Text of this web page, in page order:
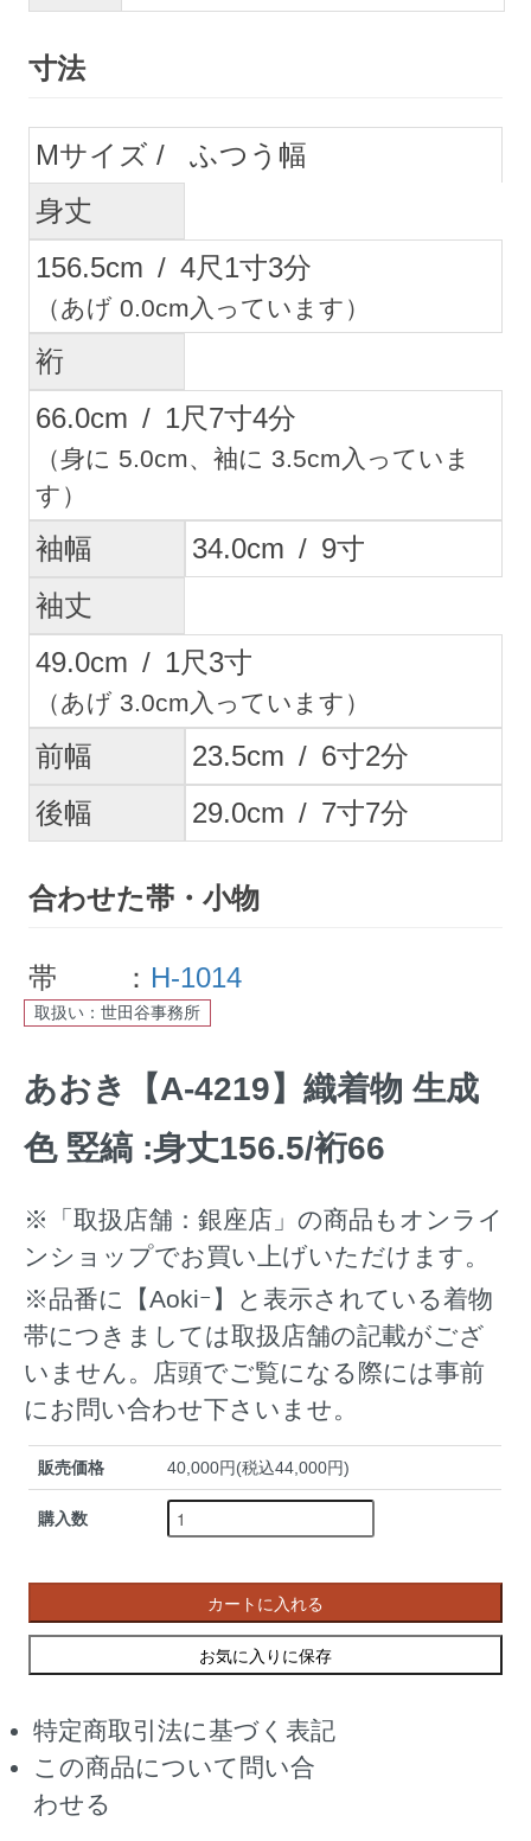
寸法
M
ふつう幅
身丈
156.5cm / 4尺1寸3分
（あげ 0.0cm入っています）
裄
66.0cm / 1尺7寸4分
（身に 5.0cm、袖に 3.5cm入っていま
す）
袖幅 34.0cm / 9寸
袖丈
49.0cm / 1尺3寸
（あげ 3.0cm入っています）
前幅 23.5cm / 6寸2分
後幅
29.0cm / 7寸7分
合わせた帯・小物
帯 ： H-1014
取扱い：世田谷事務所
あおき【A-4219】織着物 生成
色 竪縞 :身丈156.5/裄66
※「取扱店舗：銀座店」の商品もオンライ
ンショップでお買い上げいただけます。
※品番に【Aokiｰ】と表示されている着物
帯につきましては取扱店舗の記載がござ
いません。店頭でご覧になる際には事前
にお問い合わせ下さいませ。
販売価格 40,000円(税込44,000円)
購入数
カートに入れる
お気に入りに保存
特定商取引法に基づく表記
この商品について問い合
わせる